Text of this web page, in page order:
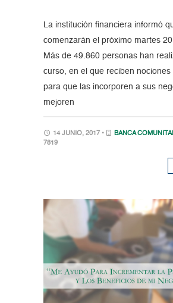
La institución financiera informó
comenzarán el próximo martes
Más de 49.860 personas han
curso, en el que reciben nociones
para que las incorporen a sus
mejoren
14 JUNIO, 2017 • BANCA
7819